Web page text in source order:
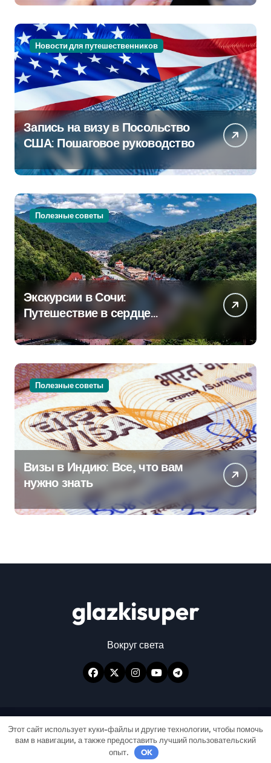
Новости для путешественников
Запись на визу в Посольство
США: Пошаговое руководство
Полезные советы
Экскурсии в Сочи:
Путешествие в сердце
Черноморского курорта
Полезные советы
Визы в Индию: Все, что вам
нужно знать
glazkisuper
Вокруг света
Авторские права © Все права защищены|
NewspaperupотThemeansar.
Этот сайт использует куки-файлы и другие технологии, чтобы помочь
вам в навигации, а также предоставить лучший пользовательский
опыт.
OK